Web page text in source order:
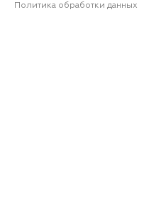
Политика обработки данных